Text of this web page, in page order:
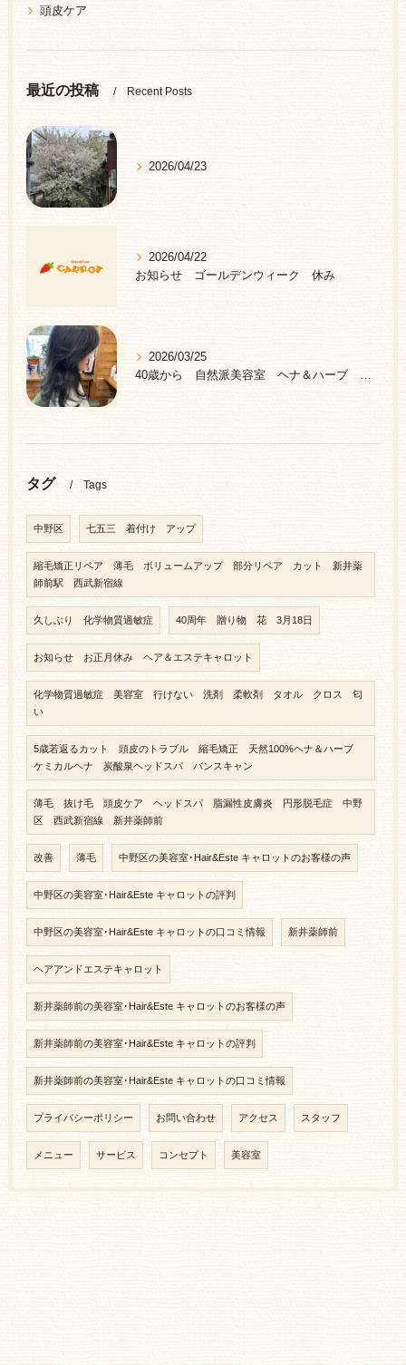
頭皮ケア
最近の投稿 Recent Posts
2026/04/23
2026/04/22
お知らせ ゴールデンウィーク 休み
2026/03/25
40歳から 自然派美容室 ヘナ＆ハーブ 中野区 新井薬師前駅
タグ Tags
中野区 七五三 着付け アップ
縮毛矯正リペア 薄毛 ボリュームアップ 部分リペア カット 新井薬
師前駅 西武新宿線
久しぶり 化学物質過敏症 40周年 贈り物 花 3月18日
お知らせ お正月休み ヘア＆エステキャロット
化学物質過敏症 美容室 行けない 洗剤 柔軟剤 タオル クロス 匂
い
5歳若返るカット 頭皮のトラブル 縮毛矯正 天然100%ヘナ＆ハーブ
ケミカルヘナ 炭酸泉ヘッドスパ バンスキャン
薄毛 抜け毛 頭皮ケア ヘッドスパ 脂漏性皮膚炎 円形脱毛症 中野
区 西武新宿線 新井薬師前
改善 薄毛 中野区の美容室･Hair&Este キャロットのお客様の声
中野区の美容室･Hair&Este キャロットの評判
中野区の美容室･Hair&Este キャロットの口コミ情報 新井薬師前
ヘアアンドエステキャロット
新井薬師前の美容室･Hair&Este キャロットのお客様の声
新井薬師前の美容室･Hair&Este キャロットの評判
新井薬師前の美容室･Hair&Este キャロットの口コミ情報
プライバシーポリシー お問い合わせ アクセス スタッフ
メニュー サービス コンセプト 美容室